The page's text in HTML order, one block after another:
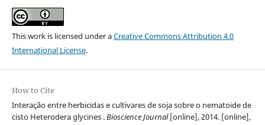
This work is licensed under aCreative Commons Attribution 4.0
International License.
How to Cite
Interação entre herbicidas e cultivares de soja sobre o nematoide de
cisto Heterodera glycines .Bioscience Journal[online], 2014. [online],